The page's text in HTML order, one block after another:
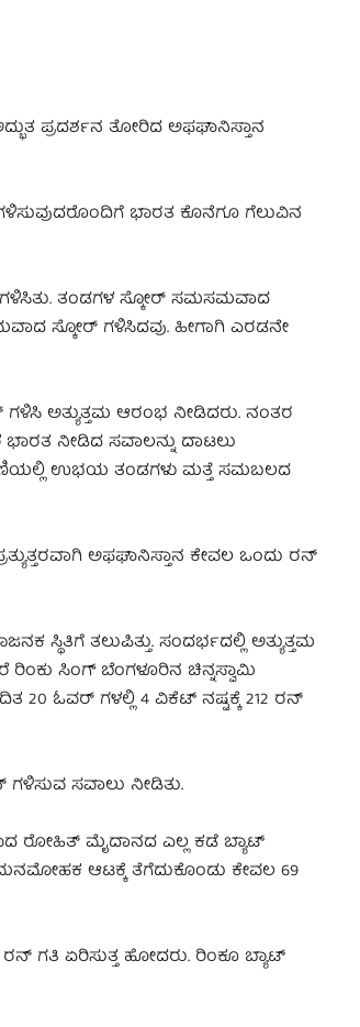
ಪ್ರದರ್ಶನ ತೋರಿದ ಅಫಘಾನಿಸ್ತಾನ
ಭಾರತ ಕೊನೆಗೂ ಗೆಲುವಿನ
ಗಳಿಸಿತು. ತಂಡಗಳ ಸ್ಕೋರ್ ಸಮಸಮವಾದ
ಸ್ಕೋರ್ ಗಳಿಸಿದವು. ಹೀಗಾಗಿ ಎರಡನೇ
ಅತ್ಯುತ್ತಮ ಆರಂಭ ನೀಡಿದರು. ನಂತರ
ನೀಡಿದ ಸವಾಲನ್ನು ದಾಟಲು
ಉಭಯ ತಂಡಗಳು ಮತ್ತೆ ಸಮಬಲದ
ಅಫಘಾನಿಸ್ತಾನ ಕೇವಲ ಒಂದು ರನ್
ಸ್ಥಿತಿಗೆ ತಲುಪಿತ್ತು.‌ ಸಂದರ್ಭದಲ್ಲಿ ಅತ್ಯುತ್ತಮ
ಸಿಂಗ್ ಬೆಂಗಳೂರಿನ ಚಿನ್ನಸ್ವಾಮಿ
ಓವರ್ ಗಳಲ್ಲಿ 4 ವಿಕೆಟ್ ನಷ್ಟಕ್ಕೆ 212 ರನ್
ಸವಾಲು ನೀಡಿತು.
ರೋಹಿತ್ ಮೈದಾನದ ಎಲ್ಲ ಕಡೆ ಬ್ಯಾಟ್
ಆಟಕ್ಕೆ ತೆಗೆದುಕೊಂಡು ಕೇವಲ 69
ಗತಿ ಏರಿಸುತ್ತ ಹೋದರು. ರಿಂಕೂ ಬ್ಯಾಟ್